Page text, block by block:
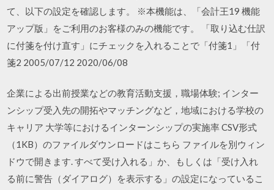
て、以下の設定を確認します。 ※本機能は、「会計王19 機能
アップ版」をご利用のお客様のみの機能です。 「取り込む仕訳
に付箋を付け直す」にチェックを入れることで「付箋1」「付
箋2 2005/07/12 2020/06/08
企業による出前授業などの教育活動支援，職場体験; インター
ンシップ受入先の開拓やマッチングなど，地域における学校の
キャリア 大学等におけるインターンシップの実施率 CSV形式
（1KB）のファイルダウンロードはこちら ファイルを別ウィン
ドウで開きます. すべて受け入れる」か、もしくは「受け入れ
る前に警告（ダイアログ）を表示する」の設定になっているこ